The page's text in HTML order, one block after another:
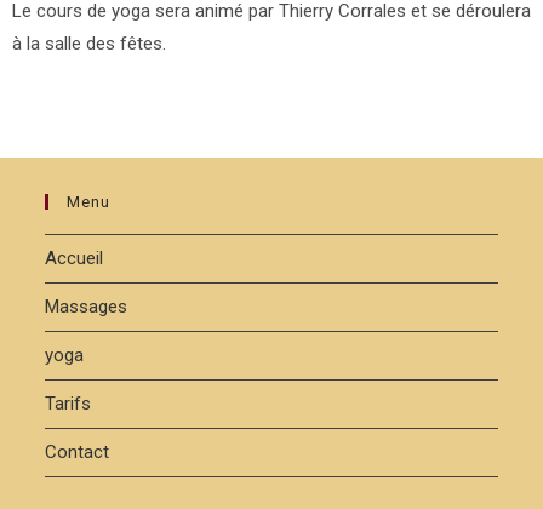
Le cours de yoga sera animé par Thierry Corrales et se déroulera
à la salle des fêtes.
Menu
Accueil
Massages
yoga
Tarifs
Contact